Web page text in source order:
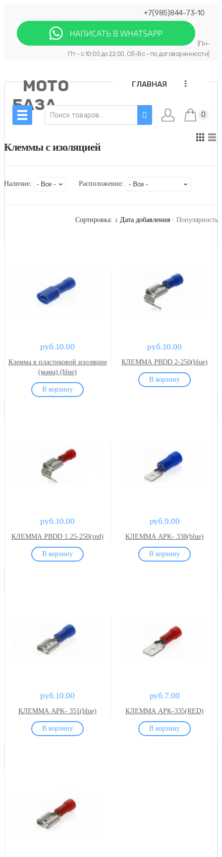
+7(985)844-73-10
(Пн-
Пт - с 10:00 до 22:00, Сб-Вс - по договоренности)
МОТО
БАЗА
ГЛАВНАЯ ...
0
Клеммы с изоляцией
Наличие: Расположение:
Сортировка: ↓ Дата добавления · Популярность
руб.10.00
Клемма в пластиковой изоляции
(мама) (blue)
руб.10.00
КЛЕММА PBDD 2-250(blue)
руб.10.00
КЛЕММА PBDD 1.25-250(red)
руб.9.00
КЛЕММА APK- 338(blue)
руб.10.00
КЛЕММА APK- 351(blue)
руб.7.00
КЛЕММА APK-335(RED)